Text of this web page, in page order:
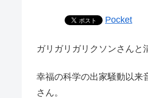
Pocket
ガリガリガリクソンさんと
幸福の科学の出家騒動以来
さん。